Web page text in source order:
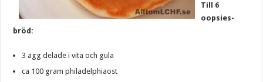
Till 6
oopsies-
bröd:
3 ägg delade i vita och gula
ca 100 gram philadelphiaost